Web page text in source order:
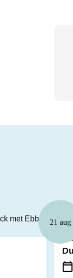
21 aug